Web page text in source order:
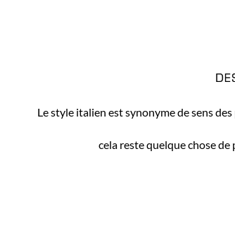
Le style italien est synonyme de sens
cela reste quelque chose